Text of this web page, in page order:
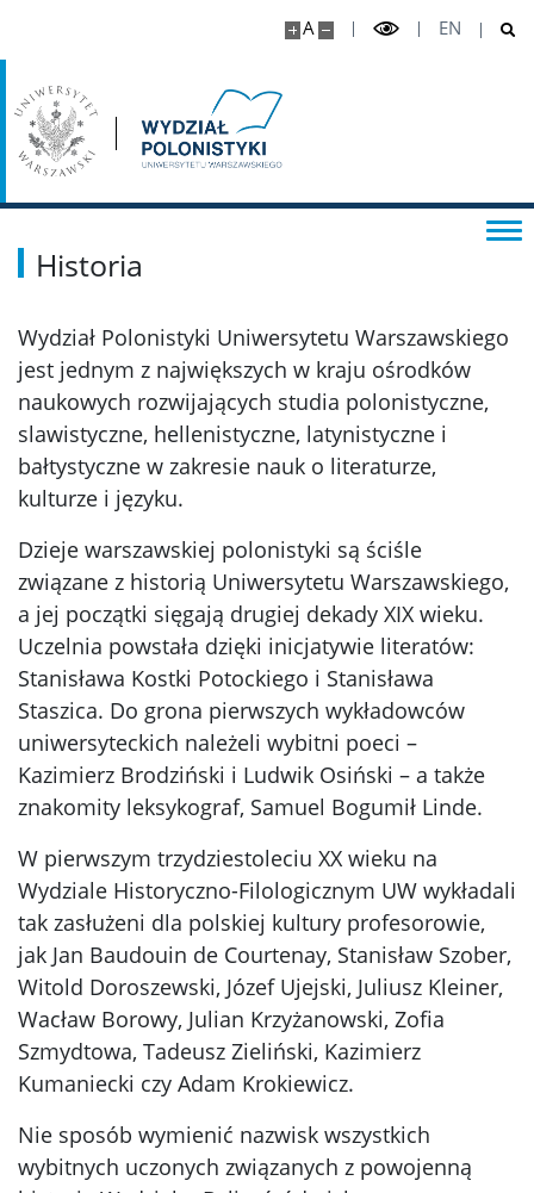
A EN
Kontakt
Historia
Wydział Polonistyki Uniwersytetu Warszawskiego
jest jednym z największych w kraju ośrodków
naukowych rozwijających studia polonistyczne,
slawistyczne, hellenistyczne, latynistyczne i
bałtystyczne w zakresie nauk o literaturze,
kulturze i języku.
Dzieje warszawskiej polonistyki są ściśle
związane z historią Uniwersytetu Warszawskiego,
a jej początki sięgają drugiej dekady XIX wieku.
Uczelnia powstała dzięki inicjatywie literatów:
Stanisława Kostki Potockiego i Stanisława
Staszica. Do grona pierwszych wykładowców
uniwersyteckich należeli wybitni poeci –
Kazimierz Brodziński i Ludwik Osiński – a także
znakomity leksykograf, Samuel Bogumił Linde.
W pierwszym trzydziestoleciu XX wieku na
Wydziale Historyczno-Filologicznym UW wykładali
tak zasłużeni dla polskiej kultury profesorowie,
jak Jan Baudouin de Courtenay, Stanisław Szober,
Witold Doroszewski, Józef Ujejski, Juliusz Kleiner,
Wacław Borowy, Julian Krzyżanowski, Zofia
Szmydtowa, Tadeusz Zieliński, Kazimierz
Kumaniecki czy Adam Krokiewicz.
Nie sposób wymienić nazwisk wszystkich
wybitnych uczonych związanych z powojenną